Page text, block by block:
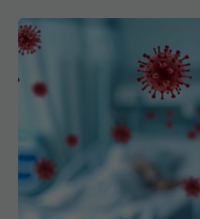
Medicii avertizează: